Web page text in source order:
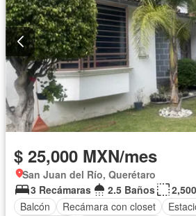
$ 25,000 MXN/mes
San Juan del Río, Querétaro
3 Recámaras
2.5 Baños
Balcón
Recámara con closet